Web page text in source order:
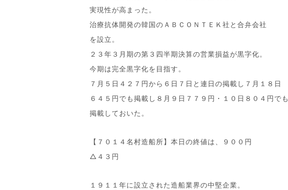
実現性が高まった。
治療抗体開発の韓国のＡＢＣＯＮＴＥＫ社と合弁会社
を設立。
２３年３月期の第３四半期決算の営業損益が黒字化。
今期は完全黒字化を目指す。
７月５日４２７円から６日７日と連日の掲載し７月１８日
６４５円でも掲載し８月９日７７９円・１０日８０４円でも
掲載しておいた。
【７０１４名村造船所】本日の終値は、９００円
△４３円
１９１１年に設立された造船業界の中堅企業。